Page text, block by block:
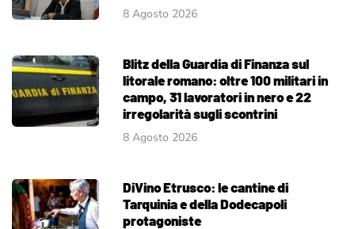
8 Agosto 2026
Blitz della Guardia di Finanza sul
litorale romano: oltre 100 militari in
campo, 31 lavoratori in nero e 22
irregolarità sugli scontrini
8 Agosto 2026
DiVino Etrusco: le cantine di
Tarquinia e della Dodecapoli
protagoniste